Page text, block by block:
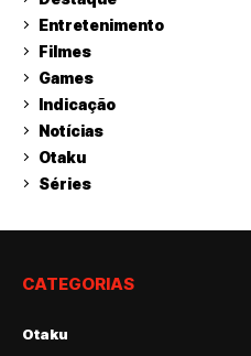
Entretenimento
Filmes
Games
Indicação
Notícias
Otaku
Séries
CATEGORIAS
Otaku